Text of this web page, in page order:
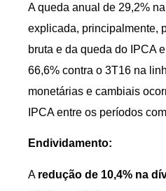
A queda anual de 29,2%
explicada, principalmente,
bruta e da queda do IPCA
66,6% contra o 3T16 na
monetárias e cambiais
IPCA entre os períodos
Endividamento:
A redução de 10,4% na